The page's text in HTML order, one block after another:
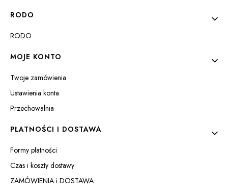
RODO
RODO
MOJE KONTO
Twoje zamówienia
Ustawienia konta
Przechowalnia
PŁATNOŚCI I DOSTAWA
Formy płatności
Czas i koszty dostawy
ZAMÓWIENIA i DOSTAWA